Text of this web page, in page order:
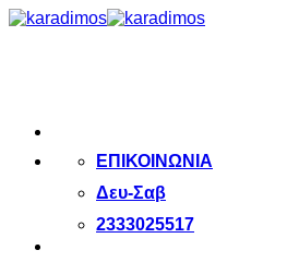
Μετάβαση
ΕΠΙΚΟΙΝΩΝΙΑ
Δευ-Σαβ
2333025517